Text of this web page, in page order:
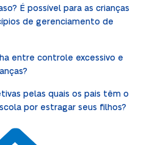
É possível para as crianças
de gerenciamento de
entre controle excessivo e
pelas quais os pais têm o
por estragar seus filhos?